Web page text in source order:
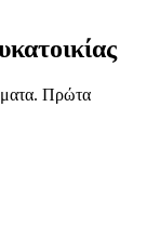
Πρώτα